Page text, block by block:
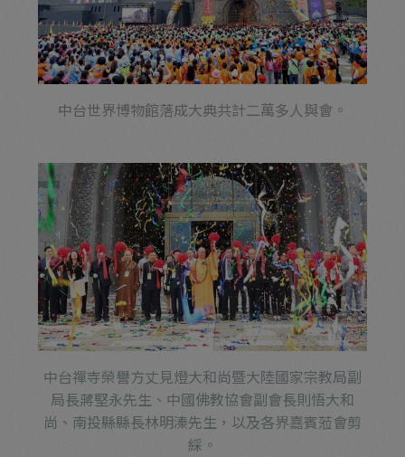
中台世界博物館落成大典共計二萬多人與會。
中台禪寺榮譽方丈見燈大和尚暨大陸國家宗教局副
局長蔣堅永先生、中國佛教協會副會長則悟大和
尚、南投縣縣長林明溱先生，以及各界嘉賓蒞會剪
綵。